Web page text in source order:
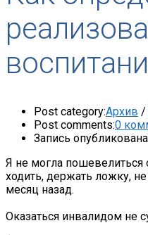
Post category:Архив /
Post comments:0
Запись
Я не могла пошевелиться
ходить, держать ложку,
месяц назад.
Оказаться инвалидом не